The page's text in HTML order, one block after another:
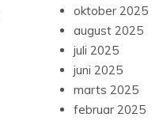
oktober 2025
august 2025
juli 2025
juni 2025
marts 2025
februar 2025